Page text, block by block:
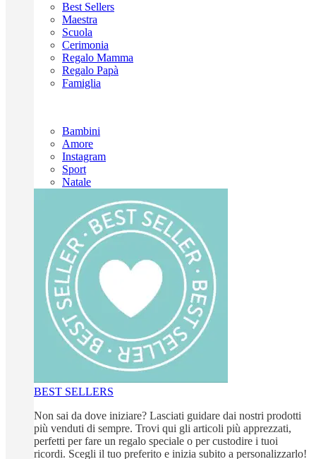
Best Sellers
Maestra
Scuola
Cerimonia
Regalo Mamma
Regalo Papà
Famiglia
Bambini
Amore
Instagram
Sport
Natale
BEST SELLERS
Non sai da dove iniziare? Lasciati guidare dai nostri prodotti
più venduti di sempre. Trovi qui gli articoli più apprezzati,
perfetti per fare un regalo speciale o per custodire i tuoi
ricordi. Scegli il tuo preferito e inizia subito a personalizzarlo!